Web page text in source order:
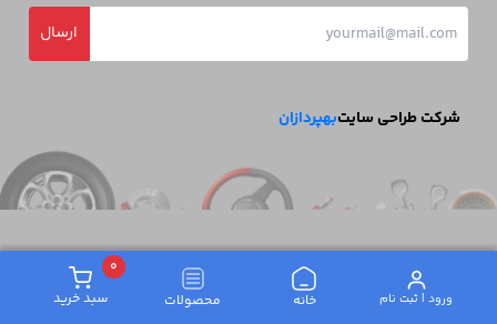
ورود | ثبت‌ نام خانه محصولات سبد خرید
0
ارسال
شرکت طراحی سایتبهپردازان